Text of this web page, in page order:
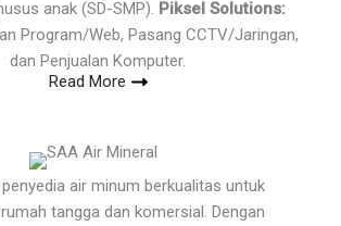
anak (SD-SMP). Piksel Solutions:
Program/Web, Pasang CCTV/Jaringan,
dan Penjualan Komputer.
Read More
air minum berkualitas untuk
tangga dan komersial. Dengan